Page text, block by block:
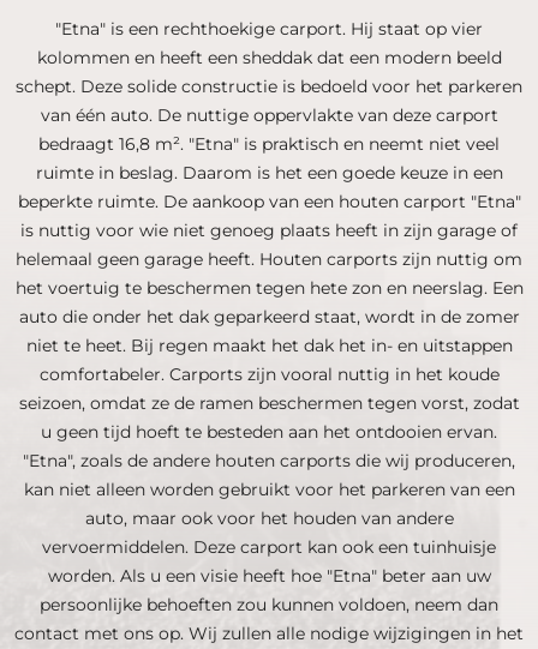
"Etna" is een rechthoekige carport. Hij staat op vier
kolommen en heeft een sheddak dat een modern beeld
schept. Deze solide constructie is bedoeld voor het parkeren
van één auto. De nuttige oppervlakte van deze carport
bedraagt 16,8 m². "Etna" is praktisch en neemt niet veel
ruimte in beslag. Daarom is het een goede keuze in een
beperkte ruimte. De aankoop van een houten carport "Etna"
is nuttig voor wie niet genoeg plaats heeft in zijn garage of
helemaal geen garage heeft. Houten carports zijn nuttig om
het voertuig te beschermen tegen hete zon en neerslag. Een
auto die onder het dak geparkeerd staat, wordt in de zomer
niet te heet. Bij regen maakt het dak het in- en uitstappen
comfortabeler. Carports zijn vooral nuttig in het koude
seizoen, omdat ze de ramen beschermen tegen vorst, zodat
u geen tijd hoeft te besteden aan het ontdooien ervan.
"Etna", zoals de andere houten carports die wij produceren,
kan niet alleen worden gebruikt voor het parkeren van een
auto, maar ook voor het houden van andere
vervoermiddelen. Deze carport kan ook een tuinhuisje
worden. Als u een visie heeft hoe "Etna" beter aan uw
persoonlijke behoeften zou kunnen voldoen, neem dan
contact met ons op. Wij zullen alle nodige wijzigingen in het